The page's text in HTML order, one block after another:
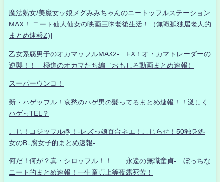
魔法熟女/美魔女ッ娘メグみみちゃんのニートッフルステーション
MAX！ ニート仙人仙女の映画三昧老後生活！（無職孤独居老人的
まとめ速報Z)]
乙女系腐男子のオカマッフルMAX2- FX！オ・カマトレーダーの
逆襲！！ 極道のオカマたち編（おもしろ動画まとめ速報）
スーパーウンコ！
新・ハゲッフル！哀愁のハゲ男の髪ってるまとめ速報！！激しく
ハゲっTEL？
こじ！コジッフル@！-レズっ娘百合ネエ！こじらせ！50独身処
女のBL腐女子的まとめ速報-
何だ！何が？真・シロッフル！！ 永遠の無職童貞- ぼっちな
ニート的まとめ速報！一生童貞上等夜露死苦！